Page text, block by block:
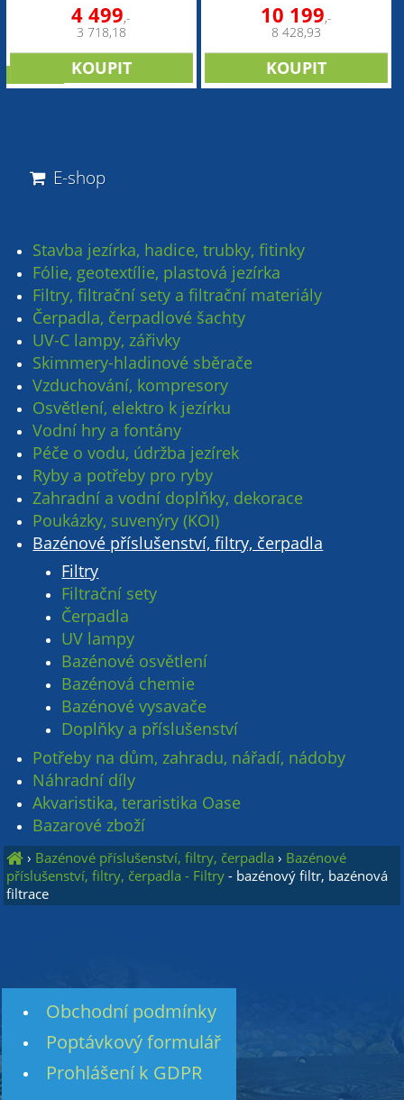
4 499,-
3 718,18
10 199,-
8 428,93
E-shop
Stavba jezírka, hadice, trubky, fitinky
Fólie, geotextílie, plastová jezírka
Filtry, filtrační sety a filtrační materiály
Čerpadla, čerpadlové šachty
UV-C lampy, zářivky
Skimmery-hladinové sběrače
Vzduchování, kompresory
Osvětlení, elektro k jezírku
Vodní hry a fontány
Péče o vodu, údržba jezírek
Ryby a potřeby pro ryby
Zahradní a vodní doplňky, dekorace
Poukázky, suvenýry (KOI)
Bazénové příslušenství, filtry, čerpadla
Filtry
Filtrační sety
Čerpadla
UV lampy
Bazénové osvětlení
Bazénová chemie
Bazénové vysavače
Doplňky a příslušenství
Potřeby na dům, zahradu, nářadí, nádoby
Náhradní díly
Akvaristika, teraristika Oase
Bazarové zboží
› Bazénové příslušenství, filtry, čerpadla › Bazénové
příslušenství, filtry, čerpadla - Filtry - bazénový filtr, bazénová
filtrace
Obchodní podmínky
Poptávkový formulář
Prohlášení k GDPR